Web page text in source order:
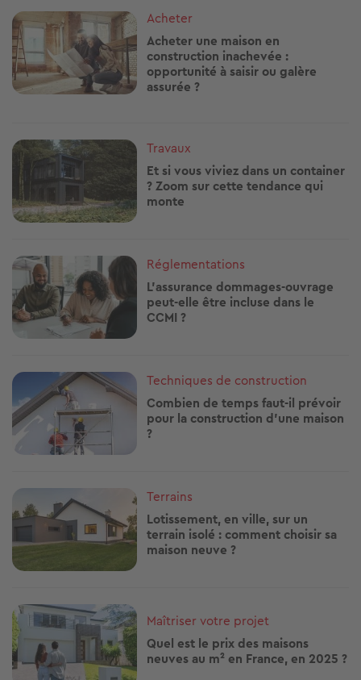
Image
Acheter
Acheter une maison en
construction inachevée :
opportunité à saisir ou galère
assurée ?
Image
Travaux
Et si vous viviez dans un container
? Zoom sur cette tendance qui
monte
Image
Réglementations
L’assurance dommages-ouvrage
peut-elle être incluse dans le
CCMI ?
Image
Techniques de construction
Combien de temps faut-il prévoir
pour la construction d’une maison
?
Image
Terrains
Lotissement, en ville, sur un
terrain isolé : comment choisir sa
maison neuve ?
Image
Maîtriser votre projet
Quel est le prix des maisons
neuves au m² en France, en 2025 ?